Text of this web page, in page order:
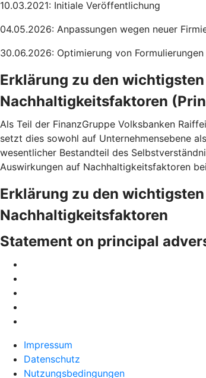
10.03.2021: Initiale Veröffentlichung
04.05.2026: Anpassungen wegen neuer
30.06.2026: Optimierung von
Erklärung zu den
Nachhaltigkeitsfaktoren
Als Teil der FinanzGruppe Volksbanken
setzt dies sowohl auf Unternehmensebene
wesentlicher Bestandteil des
Auswirkungen auf Nachhaltigkeitsfaktoren
Erklärung zu den
Nachhaltigkeitsfaktoren
Statement on principal
Impressum
Datenschutz
Nutzungsbedingungen